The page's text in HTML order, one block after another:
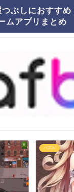
つぶしにおすす
ムアプリまとめ
パズル